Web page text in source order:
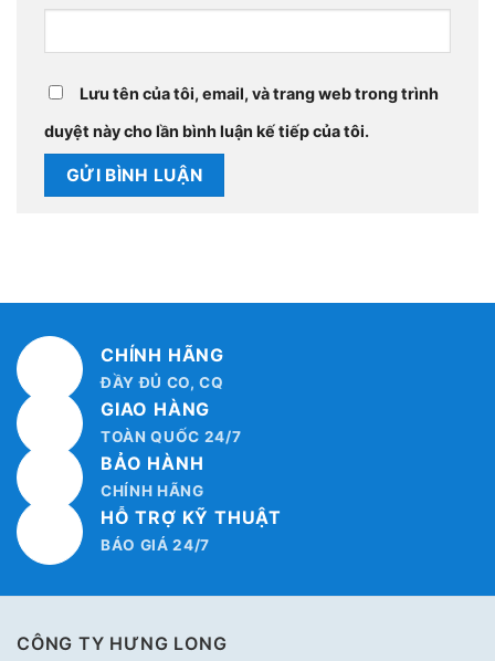
Lưu tên của tôi, email, và trang web trong trình
duyệt này cho lần bình luận kế tiếp của tôi.
CHÍNH HÃNG
ĐẦY ĐỦ CO, CQ
GIAO HÀNG
TOÀN QUỐC 24/7
BẢO HÀNH
CHÍNH HÃNG
HỖ TRỢ KỸ THUẬT
BÁO GIÁ 24/7
CÔNG TY HƯNG LONG